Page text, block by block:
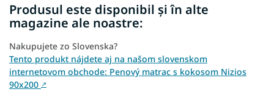
Produsul este disponibil și în alte
magazine ale noastre:
Nakupujete zo Slovenska?
Tento produkt nájdete aj na našom slovenskom
internetovom obchode: Penový matrac s kokosom Nizios
90x200 ↗